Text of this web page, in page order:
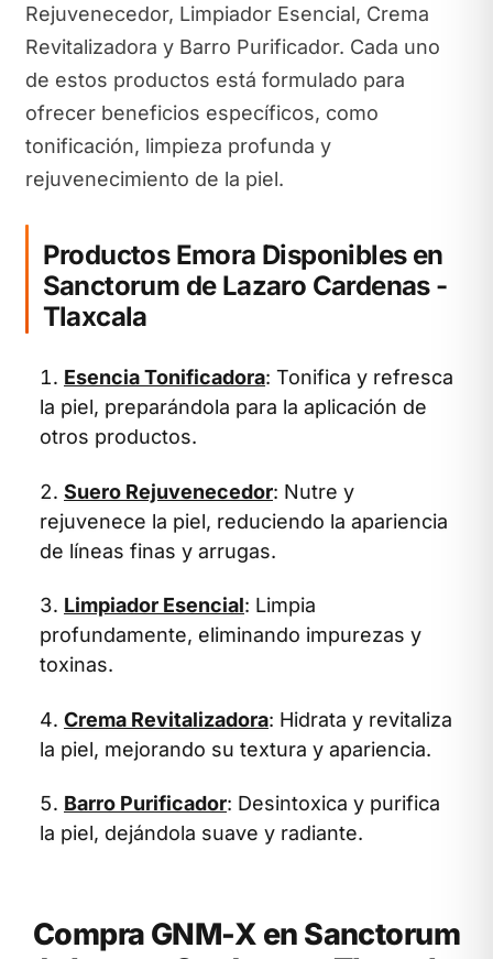
Rejuvenecedor, Limpiador Esencial, Crema
Revitalizadora y Barro Purificador. Cada uno
de estos productos está formulado para
ofrecer beneficios específicos, como
tonificación, limpieza profunda y
rejuvenecimiento de la piel.
Productos Emora Disponibles en
Sanctorum de Lazaro Cardenas -
Tlaxcala
Esencia Tonificadora: Tonifica y refresca
la piel, preparándola para la aplicación de
otros productos.
Suero Rejuvenecedor: Nutre y
rejuvenece la piel, reduciendo la apariencia
de líneas finas y arrugas.
Limpiador Esencial: Limpia
profundamente, eliminando impurezas y
toxinas.
Crema Revitalizadora: Hidrata y revitaliza
la piel, mejorando su textura y apariencia.
Barro Purificador: Desintoxica y purifica
la piel, dejándola suave y radiante.
Compra GNM-X en Sanctorum